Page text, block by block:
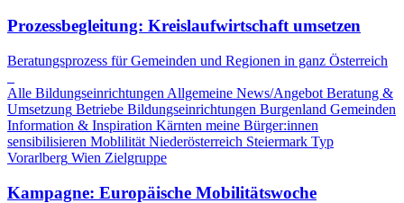
Prozessbegleitung: Kreislaufwirtschaft umsetzen
Beratungsprozess für Gemeinden und Regionen in ganz Österreich
Alle Bildungseinrichtungen Allgemeine News/Angebot Beratung &
Umsetzung Betriebe Bildungseinrichtungen Burgenland Gemeinden
Information & Inspiration Kärnten meine Bürger:innen
sensibilisieren Moblilität Niederösterreich Steiermark Typ
Vorarlberg Wien Zielgruppe
Kampagne: Europäische Mobilitätswoche